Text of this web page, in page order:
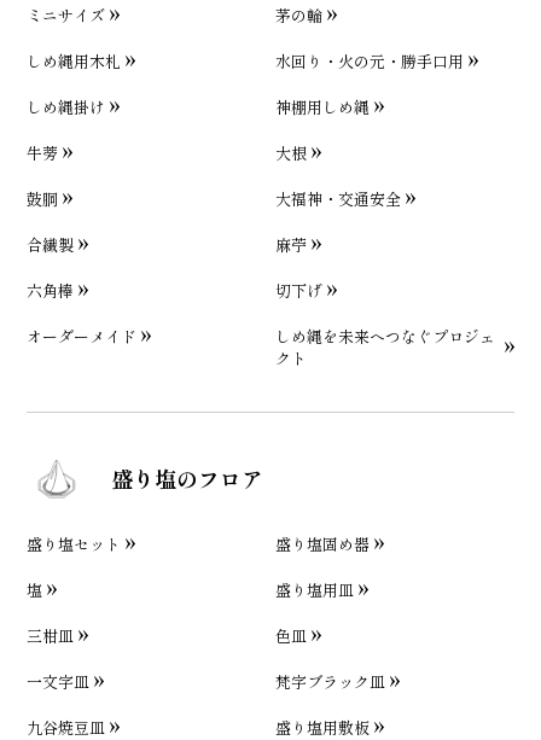
ミニサイズ
茅の輪
しめ縄用木札
水回り・火の元・勝手口用
しめ縄掛け
神棚用しめ縄
牛蒡
大根
鼓胴
大福神・交通安全
合繊製
麻苧
六角棒
切下げ
オーダーメイド
しめ縄を未来へつなぐプロジェ
クト
盛り塩のフロア
盛り塩セット
盛り塩固め器
塩
盛り塩用皿
三柑皿
色皿
一文字皿
梵字ブラック皿
九谷焼豆皿
盛り塩用敷板